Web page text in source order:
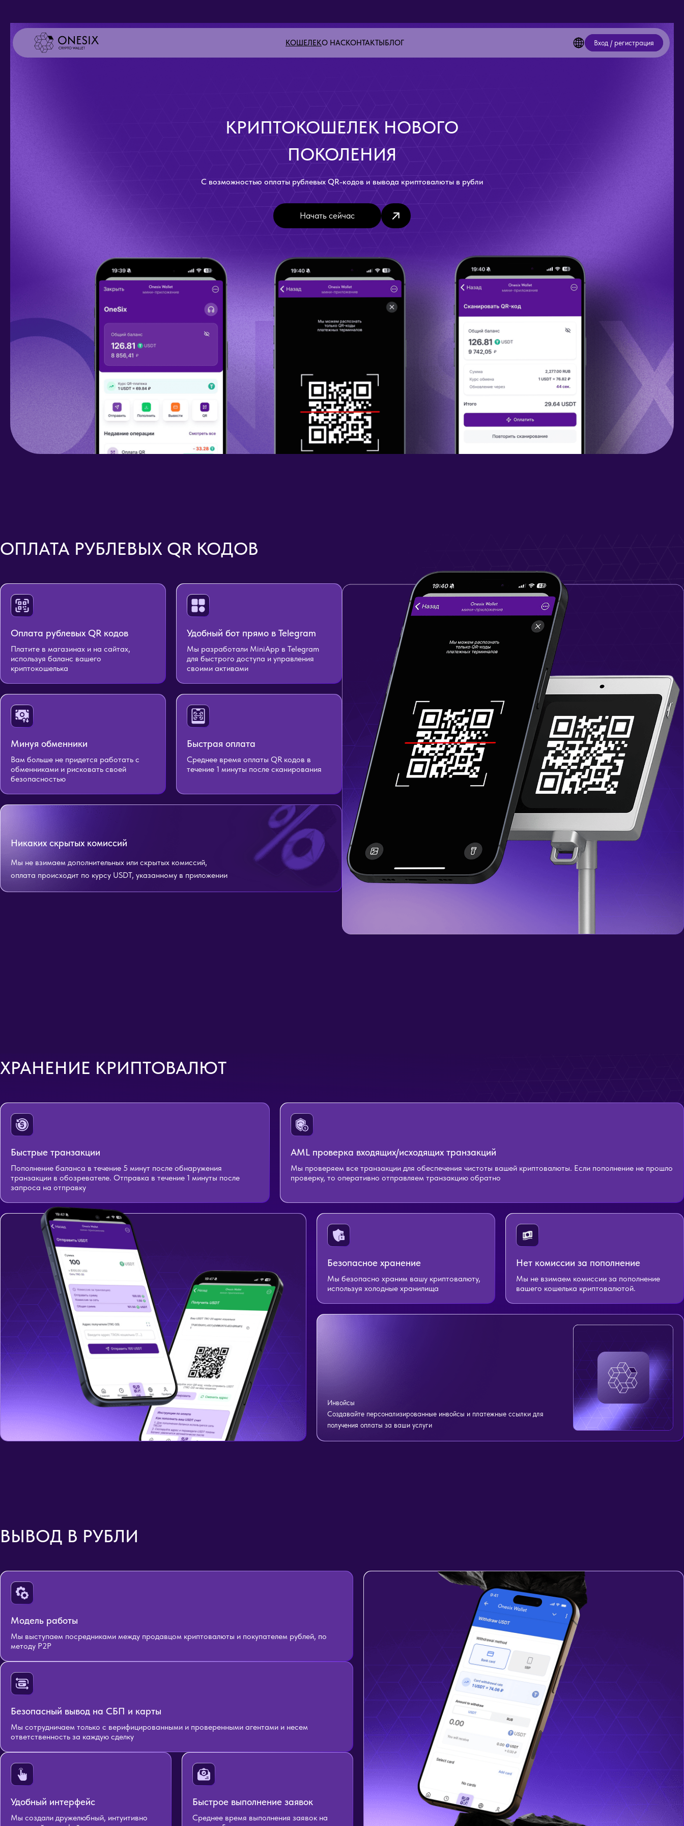
КОШЕЛЕКО НАСКОНТАКТЫБЛОГ Вход / регистрация
КРИПТОКОШЕЛЕК НОВОГО
ПОКОЛЕНИЯ
С возможностью оплаты рублевых QR-кодов и вывода криптовалюты в рубли
Начать сейчас
ОПЛАТА РУБЛЕВЫХ QR КОДОВ
Оплата рублевых QR кодов
Платите в магазинах и на сайтах,
используя баланс вашего
криптокошелька
Удобный бот прямо в Telegram
Мы разработали MiniApp в Telegram
для быстрого доступа и управления
своими активами
Минуя обменники
Вам больше не придется работать с
обменниками и рисковать своей
безопасностью
Быстрая оплата
Среднее время оплаты QR кодов в
течение 1 минуты после сканирования
Никаких скрытых комиссий
Мы не взимаем дополнительных или скрытых комиссий,
оплата происходит по курсу USDT, указанному в приложении
ХРАНЕНИЕ КРИПТОВАЛЮТ
Быстрые транзакции
Пополнение баланса в течение 5 минут после обнаружения
транзакции в обозревателе. Отправка в течение 1 минуты после
запроса на отправку
AML проверка входящих/исходящих транзакций
Мы проверяем все транзакции для обеспечения чистоты вашей криптовалюты. Если пополнение не прошло
проверку, то оперативно отправляем транзакцию обратно
Безопасное хранение
Мы безопасно храним вашу криптовалюту,
используя холодные хранилища
Нет комиссии за пополнение
Мы не взимаем комиссии за пополнение
вашего кошелька криптовалютой.
Инвойсы
Создавайте персонализированные инвойсы и платежные ссылки для
получения оплаты за ваши услуги
ВЫВОД В РУБЛИ
Модель работы
Мы выступаем посредниками между продавцом криптовалюты и покупателем рублей, по
методу P2P
Безопасный вывод на СБП и карты
Мы сотрудничаем только с верифицированными и проверенными агентами и несем
ответственность за каждую сделку
Удобный интерфейс
Мы создали дружелюбный, интуитивно
Быстрое выполнение заявок
Среднее время выполнения заявок на